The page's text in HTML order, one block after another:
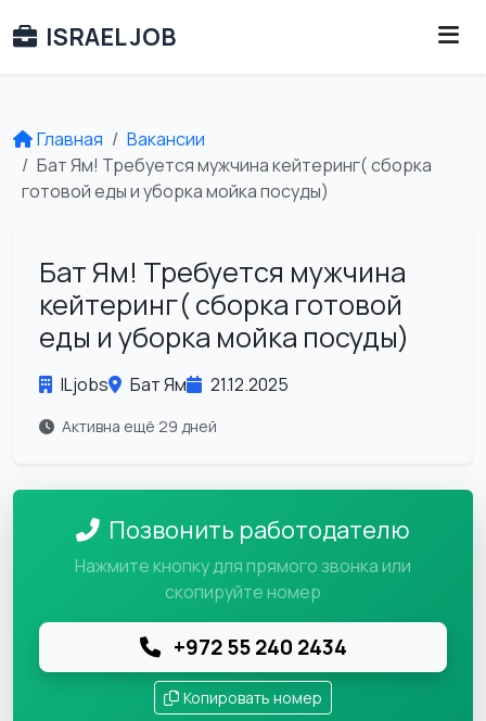
ISRAEL JOB
Главная
Вакансии
Бат Ям! Требуется мужчина кейтеринг( сборка
готовой еды и уборка мойка посуды)
Бат Ям! Требуется мужчина
кейтеринг( сборка готовой
еды и уборка мойка посуды)
ILjobs Бат Ям 21.12.2025
Активна ещё 29 дней
Позвонить работодателю
Нажмите кнопку для прямого звонка или
скопируйте номер
+972 55 240 2434
Копировать номер